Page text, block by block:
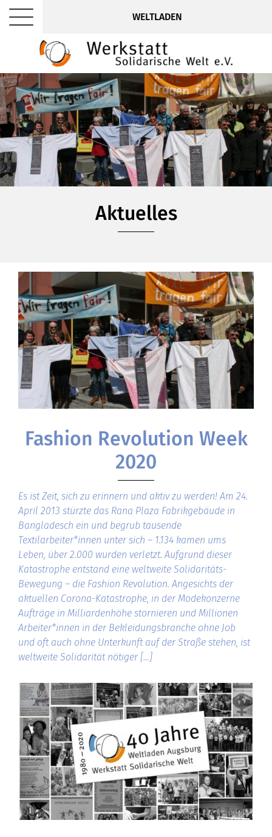
WELTLADEN
Aktuelles
Fashion Revolution Week
2020
Es ist Zeit, sich zu erinnern und aktiv zu werden! Am 24.
April 2013 stürzte das Rana Plaza Fabrikgebäude in
Bangladesch ein und begrub tausende
Textilarbeiter*innen unter sich – 1.134 kamen ums
Leben, über 2.000 wurden verletzt. Aufgrund dieser
Katastrophe entstand eine weltweite Solidaritäts-
Bewegung – die Fashion Revolution. Angesichts der
aktuellen Corona-Katastrophe, in der Modekonzerne
Aufträge in Milliardenhöhe stornieren und Millionen
Arbeiter*innen in der Bekleidungsbranche ohne Job
und oft auch ohne Unterkunft auf der Straße stehen, ist
weltweite Solidarität nötiger […]